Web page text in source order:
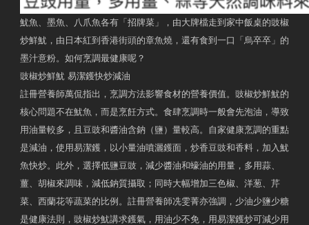
魷魚、墨魚、八爪魚各有「招牌菜」，由大牌檔走到家中飯桌的豉椒
炒鮮魷，由日本紅到香港街頭的章魚燒，還有食到一口「烏卒卒」的
墨汁意粉。如何烹調最健康呢？
豉椒炒鮮魷 易潔鑊快炒減油
註冊營養師萬侃指出，烹調方法影響食材的營養價值。豉椒炒鮮魷的
核心問題不在魷魚，而是烹飪方式。食肆烹調時一般會先泡油，導致
用油量較多，且豆豉和醬油含鈉（鹽）量較高。自家健康烹調的重點
是減油，使用易潔鑊，以小量油噴灑鑊面，炒香豆豉和香料，加入魷
魚快炒。此外，選擇低鹽豆豉，減少醬油和蠔油的用量，多用蒜、
薑、胡椒來調味，減低鈉質攝取；同時大幅增加三色椒、洋葱、芹
菜、西蘭花等蔬菜的比例。註冊營養師冼雯菁亦強調，少油少鹽少糖
是健康法則，豉椒炒魷講求鑊氣，用油少不免，用易潔鑊炒可減少用